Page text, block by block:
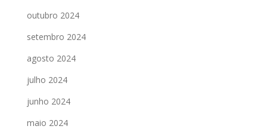
outubro 2024
setembro 2024
agosto 2024
julho 2024
junho 2024
maio 2024